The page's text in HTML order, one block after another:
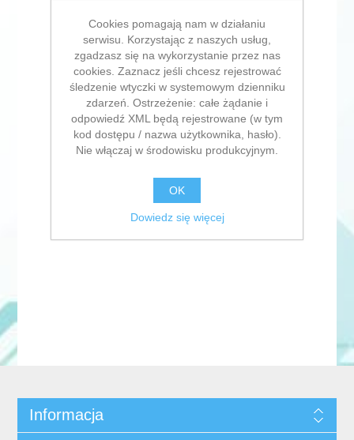
Informacja
Cookies pomagają nam w działaniu
serwisu. Korzystając z naszych usług,
zgadzasz się na wykorzystanie przez nas
cookies. Zaznacz jeśli chcesz rejestrować
śledzenie wtyczki w systemowym dzienniku
zdarzeń. Ostrzeżenie: całe żądanie i
odpowiedź XML będą rejestrowane (w tym
kod dostępu / nazwa użytkownika, hasło).
Nie włączaj w środowisku produkcyjnym.
OK
Dowiedz się więcej